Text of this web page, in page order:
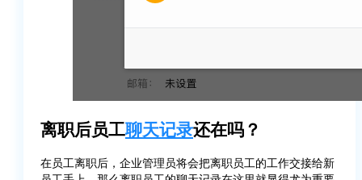
离职后员工聊天记录还在吗？
在员工离职后，企业管理员将会把离职员工的工作交接给新